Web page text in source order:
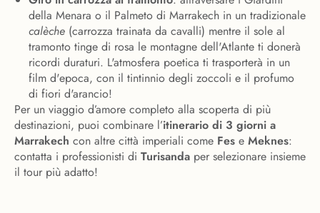
della Menara o il Palmeto di Marrakech in un tradizionale
calèche (carrozza trainata da cavalli) mentre il sole al
tramonto tinge di rosa le montagne dell'Atlante ti donerà
ricordi duraturi. L'atmosfera poetica ti trasporterà in un
film d'epoca, con il tintinnio degli zoccoli e il profumo
di fiori d'arancio!
Per un viaggio d’amore completo alla scoperta di più
destinazioni, puoi combinare l’itinerario di 3 giorni a
Marrakech con altre città imperiali come Fes e Meknes:
contatta i professionisti di Turisanda per selezionare insieme
il tour più adatto!